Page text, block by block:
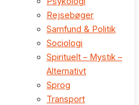
Rejsebøger
Samfund & Politik
Sociologi
Spirituelt – Mystik –
Alternativt
Sprog
Transport